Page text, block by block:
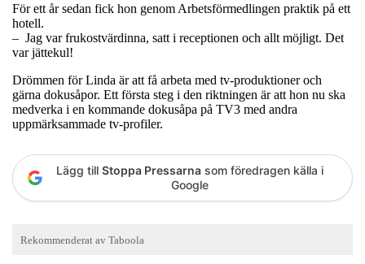
För ett år sedan fick hon genom Arbetsförmedlingen praktik på ett
hotell.
– Jag var frukostvärdinna, satt i receptionen och allt möjligt. Det
var jättekul!
Drömmen för Linda är att få arbeta med tv-produktioner och
gärna dokusåpor. Ett första steg i den riktningen är att hon nu ska
medverka i en kommande dokusåpa på TV3 med andra
uppmärksammade tv-profiler.
Lägg till Stoppa Pressarna som föredragen källa i
Google